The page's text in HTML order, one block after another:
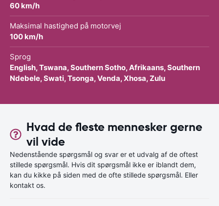
60 km/h
Maksimal hastighed på motorvej
100 km/h
Sprog
English, Tswana, Southern Sotho, Afrikaans, Southern
Ndebele, Swati, Tsonga, Venda, Xhosa, Zulu
Hvad de fleste mennesker gerne
vil vide
Nedenstående spørgsmål og svar er et udvalg af de oftest
stillede spørgsmål. Hvis dit spørgsmål ikke er iblandt dem,
kan du kikke på siden med de ofte stillede spørgsmål. Eller
kontakt os.